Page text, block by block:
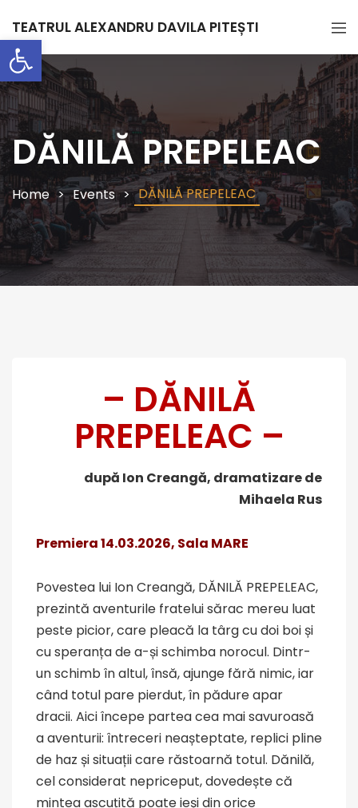
Deschide bara de unelte
TEATRUL ALEXANDRU DAVILA PITEȘTI
DĂNILĂ PREPELEAC
Home Events DĂNILĂ PREPELEAC
– DĂNILĂ
PREPELEAC –
după Ion Creangă, dramatizare de
Mihaela Rus
Premiera 14.03.2026, Sala MARE
Povestea lui Ion Creangă, DĂNILĂ PREPELEAC,
prezintă aventurile fratelui sărac mereu luat
peste picior, care pleacă la târg cu doi boi și
cu speranța de a-și schimba norocul. Dintr-
un schimb în altul, însă, ajunge fără nimic, iar
când totul pare pierdut, în pădure apar
dracii. Aici începe partea cea mai savuroasă
a aventurii: întreceri neașteptate, replici pline
de haz și situații care răstoarnă totul. Dănilă,
cel considerat nepriceput, dovedește că
mintea ascuțită poate ieși din orice